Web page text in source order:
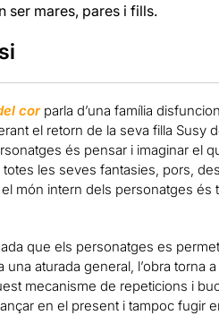
ser mares, pares i fills.
cor parla d’una família
el retorn de la seva filla Susy
és pensar i imaginar el
les seves fantasies, pors,
món intern dels personatges és
que els personatges es
una aturada general, l’obra torna
mecanisme de repeticions i
en el present i tampoc fugir